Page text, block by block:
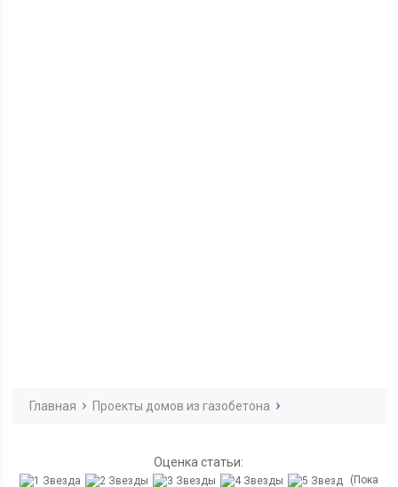
Главная Проекты домов из газобетона
Оценка статьи:
(Пока